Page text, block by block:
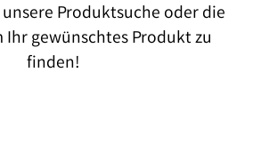
Produktsuche oder die
gewünschtes Produkt zu
finden!